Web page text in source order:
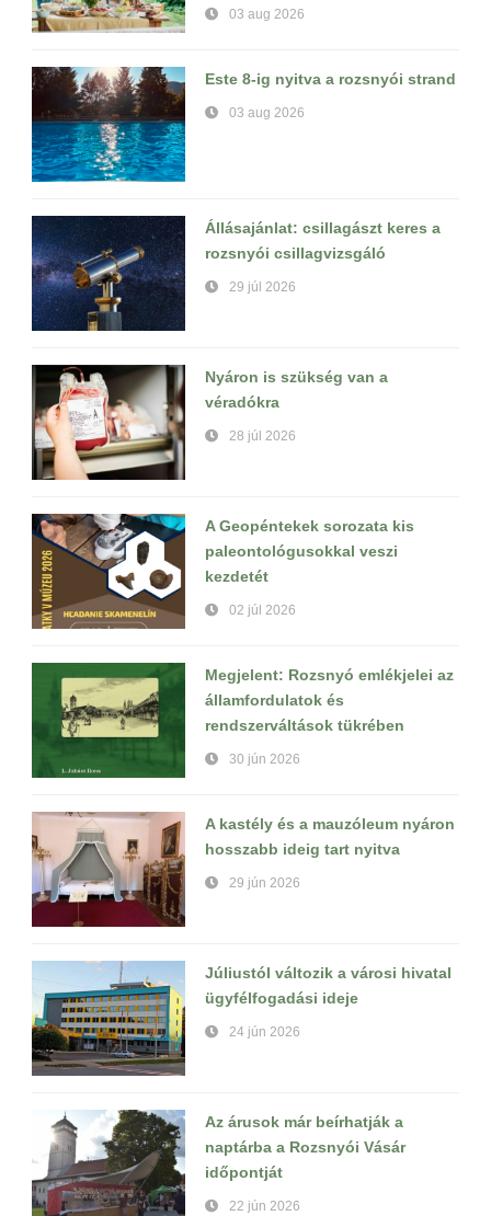
03 aug 2026
Este 8-ig nyitva a rozsnyói strand
03 aug 2026
Állásajánlat: csillagászt keres a
rozsnyói csillagvizsgáló
29 júl 2026
Nyáron is szükség van a
véradókra
28 júl 2026
A Geopéntekek sorozata kis
paleontológusokkal veszi
kezdetét
02 júl 2026
Megjelent: Rozsnyó emlékjelei az
államfordulatok és
rendszerváltások tükrében
30 jún 2026
A kastély és a mauzóleum nyáron
hosszabb ideig tart nyitva
29 jún 2026
Júliustól változik a városi hivatal
ügyfélfogadási ideje
24 jún 2026
Az árusok már beírhatják a
naptárba a Rozsnyói Vásár
időpontját
22 jún 2026